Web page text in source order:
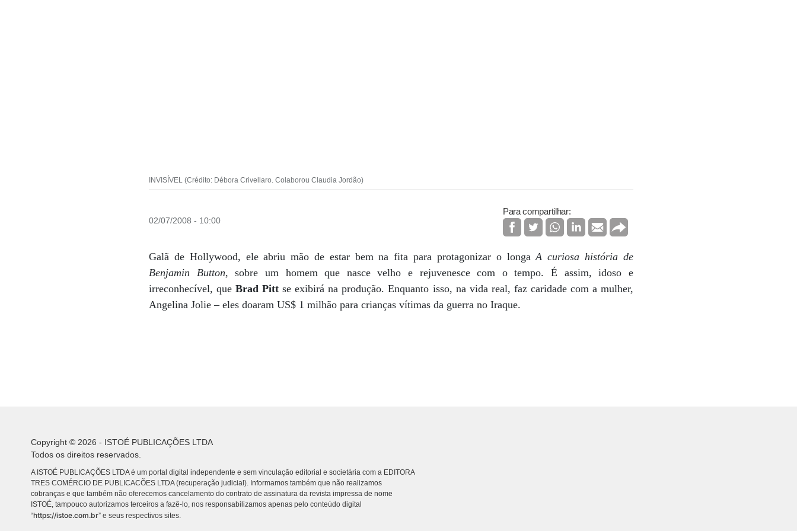
INVISÍVEL (Crédito: Débora Crivellaro. Colaborou Claudia Jordão)
02/07/2008 - 10:00
Para compartilhar:
Galã de Hollywood, ele abriu mão de estar bem na fita para protagonizar o longaA curiosa história de
Benjamin Button, sobre um homem que nasce velho e rejuvenesce com o tempo. É assim, idoso e
irreconhecível, queBrad Pitt se exibirá na produção. Enquanto isso, na vida real, faz caridade com a mulher,
Angelina Jolie – eles doaram US$ 1 milhão para crianças vítimas da guerra no Iraque.
Copyright © 2026 - ISTOÉ PUBLICAÇÕES LTDA
Todos os direitos reservados.
A ISTOÉ PUBLICAÇÕES LTDA é um portal digital independente e sem vinculação editorial e societária com a EDITORA
TRES COMÉRCIO DE PUBLICACÕES LTDA (recuperação judicial). Informamos também que não realizamos
cobranças e que também não oferecemos cancelamento do contrato de assinatura da revista impressa de nome
ISTOÉ, tampouco autorizamos terceiros a fazê-lo, nos responsabilizamos apenas pelo conteúdo digital
“https://istoe.com.br” e seus respectivos sites.